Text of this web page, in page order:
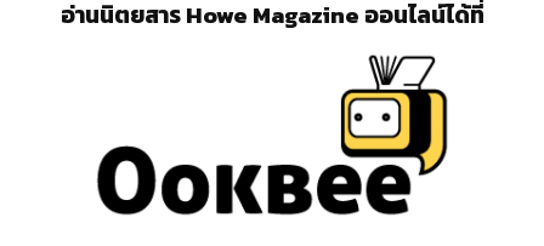
อ่านนิตยสาร Howe Magazine ออนไลน์ได้ที่